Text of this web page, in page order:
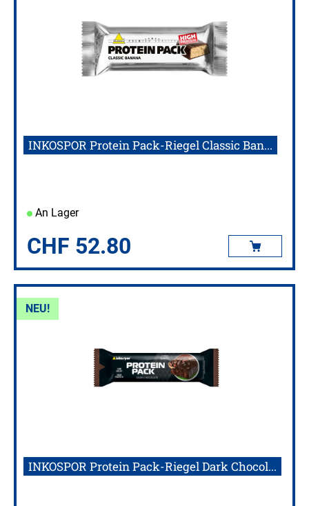
INKOSPOR Protein Pack-Riegel Classic Ban...
An Lager
CHF 52.80
NEU!
INKOSPOR Protein Pack-Riegel Dark Chocol...